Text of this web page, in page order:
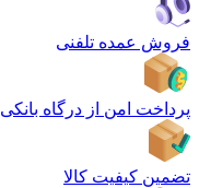
فروش عمده تلفنی
پرداخت امن از درگاه بانکی
تضمین کیفیت کالا